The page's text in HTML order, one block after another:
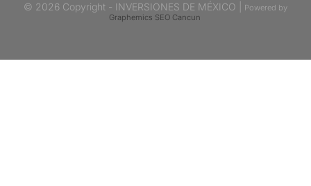
© 2026 Copyright - INVERSIONES DE MÉXICO |
Powered by
Graphemics SEO Cancun